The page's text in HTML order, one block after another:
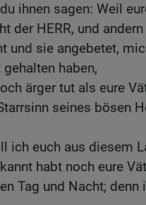
ihnen sagen: Weil
der HERR, und
und sie angebetet,
haben,
ärger tut als eure
seines bösen
ich euch aus diesem
habt noch eure
Tag und Nacht;